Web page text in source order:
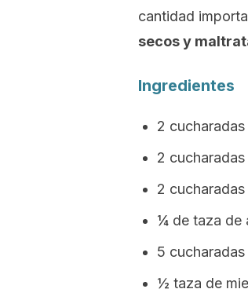
cantidad
secos y
Ingredientes
2
2
2
¼ de taza de
5
½ taza de